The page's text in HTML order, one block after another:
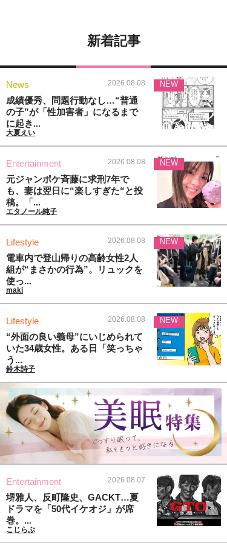
新着記事
News 2026.08.08
成績優秀、問題行動なし…“普通
の子”が「性加害者」になるまで
に起き...
大夏えい
NEW
Entertainment 2026.08.08
元ジャンポケ斉藤に求刑7年で
も、妻は翌日に“楽しすぎた“と投
稿。「...
エタノール純子
NEW
Lifestyle 2026.08.08
電車内で登山帰りの高齢女性2人
組が“まさかの行為”。リュックを
使っ...
maki
NEW
Lifestyle 2026.08.08
“外面の良い義母”にいじめられて
いた34歳女性。ある日「笑っちゃ
う...
鈴木詩子
NEW
Entertainment 2026.08.07
堺雅人、反町隆史、GACKT…夏
ドラマを「50代イケオジ」が席
巻。...
こじらぶ